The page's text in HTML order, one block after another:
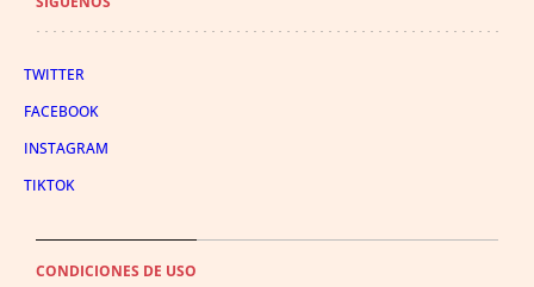
TWITTER
FACEBOOK
INSTAGRAM
TIKTOK
CONDICIONES DE USO